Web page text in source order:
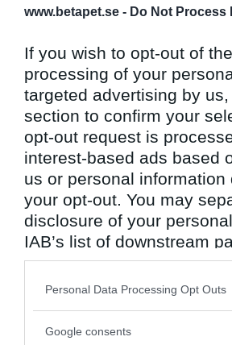
www.betapet.se - Do Not Process
If you wish to opt-out of
processing of your
targeted advertising by
section to confirm your
opt-out request is
interest-based ads based
us or personal
your opt-out. You may
disclosure of your
IAB’s list of downstream
also be disclosed by us
Downstream Participants
Please note that this
Personal Data Processing Opt Outs
Google consents
sisterwitch
Antal inlägg:
2686
jag tänker vara pigg hela söndagen.
Antal inlägg: 704
sant (var d)
Nu ska jag plocka undan all ren tvätt från
mamman_
Antal inlägg:
falskt (har ingen tvätt på min säng)
Jag älskar promenader!